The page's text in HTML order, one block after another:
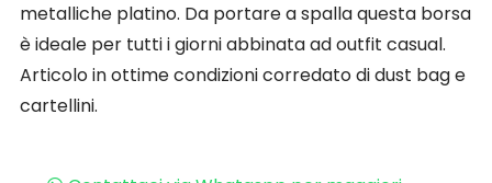
metalliche platino. Da portare a spalla questa borsa
è ideale per tutti i giorni abbinata ad outfit casual.
Articolo in ottime condizioni corredato di dust bag e
cartellini.